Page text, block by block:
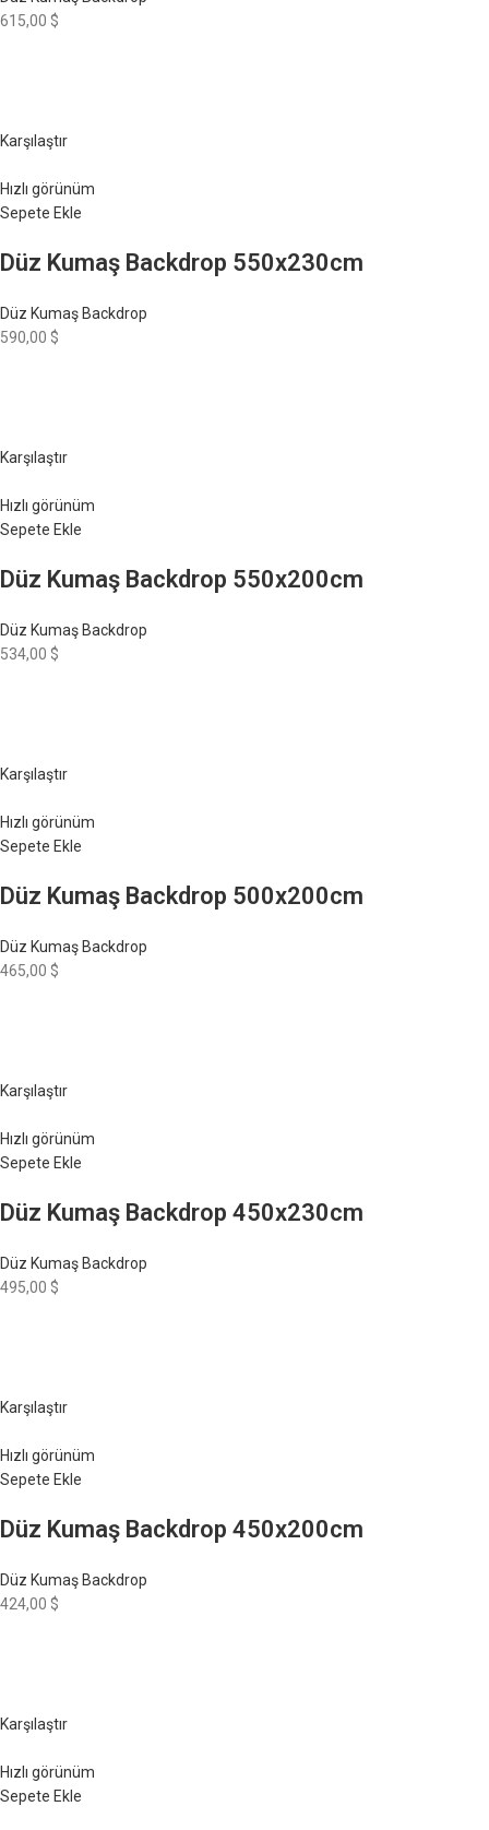
615,00 $
Karşılaştır
Hızlı görünüm
Sepete Ekle
Düz Kumaş Backdrop 550x230cm
Düz Kumaş Backdrop
590,00 $
Karşılaştır
Hızlı görünüm
Sepete Ekle
Düz Kumaş Backdrop 550x200cm
Düz Kumaş Backdrop
534,00 $
Karşılaştır
Hızlı görünüm
Sepete Ekle
Düz Kumaş Backdrop 500x200cm
Düz Kumaş Backdrop
465,00 $
Karşılaştır
Hızlı görünüm
Sepete Ekle
Düz Kumaş Backdrop 450x230cm
Düz Kumaş Backdrop
495,00 $
Karşılaştır
Hızlı görünüm
Sepete Ekle
Düz Kumaş Backdrop 450x200cm
Düz Kumaş Backdrop
424,00 $
Karşılaştır
Hızlı görünüm
Sepete Ekle